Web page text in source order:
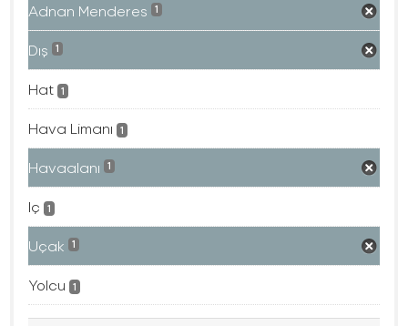
Adnan Menderes 1
Dış 1
Hat 1
Hava Limanı 1
Havaalanı 1
Iç 1
Uçak 1
Yolcu 1